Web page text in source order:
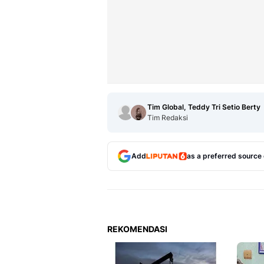
Tim Global, Teddy Tri Setio Berty
Tim Redaksi
Add as a preferred source
REKOMENDASI